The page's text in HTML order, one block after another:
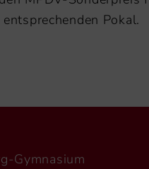
Pokal.
Gymnasium